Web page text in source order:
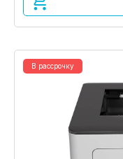
В рассрочку